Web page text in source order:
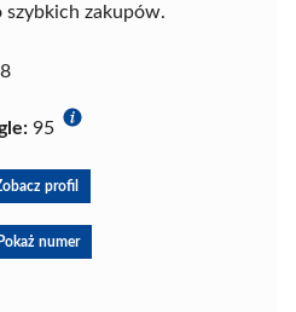
szybkich zakupów.
95
profil
Pokaż numer